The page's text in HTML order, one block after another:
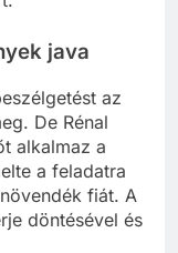
java
az
De Rénal
alkalmaz a
a feladatra
fiát. A
döntésével és